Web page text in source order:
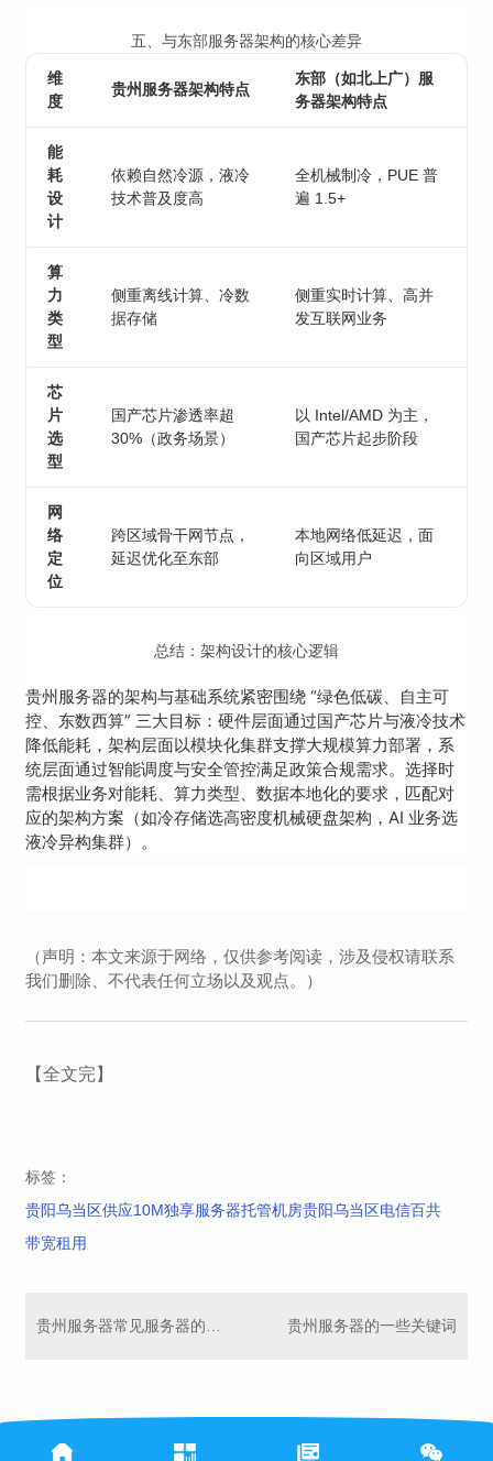
五、与东部服务器架构的核心差异
维
度
贵州服务器架构特点
东部（如北上广）服
务器架构特点
能
耗
设
计
依赖自然冷源，液冷
技术普及度高
全机械制冷，PUE 普
遍 1.5+
算
力
类
型
侧重离线计算、冷数
据存储
侧重实时计算、高并
发互联网业务
芯
片
选
型
国产芯片渗透率超
30%（政务场景）
以 Intel/AMD 为主，
国产芯片起步阶段
网
络
定
位
跨区域骨干网节点，
延迟优化至东部
本地网络低延迟，面
向区域用户
总结：架构设计的核心逻辑
贵州服务器的架构与基础系统紧密围绕 “绿色低碳、自主可
控、东数西算” 三大目标：硬件层面通过国产芯片与液冷技术
降低能耗，架构层面以模块化集群支撑大规模算力部署，系
统层面通过智能调度与安全管控满足政策合规需求。选择时
需根据业务对能耗、算力类型、数据本地化的要求，匹配对
应的架构方案（如冷存储选高密度机械硬盘架构，AI 业务选
液冷异构集群）。
（声明：本文来源于网络，仅供参考阅读，涉及侵权请联系
我们删除、不代表任何立场以及观点。）
【全文完】
标签：
贵阳乌当区供应10M独享服务器托管机房贵阳乌当区电信百共
带宽租用
贵州服务器的一些关键词